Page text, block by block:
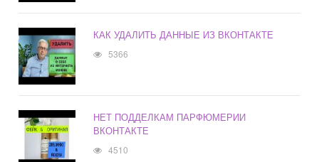
КАК УДАЛИТЬ ДАННЫЕ ИЗ ВКОНТАКТЕ
5366
НЕТ ПОДДЕЛКАМ ПАРФЮМЕРИИ
ВКОНТАКТЕ
4510